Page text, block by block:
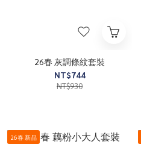
26春 灰調條紋套裝
NT$744
NT$930
26春 新品